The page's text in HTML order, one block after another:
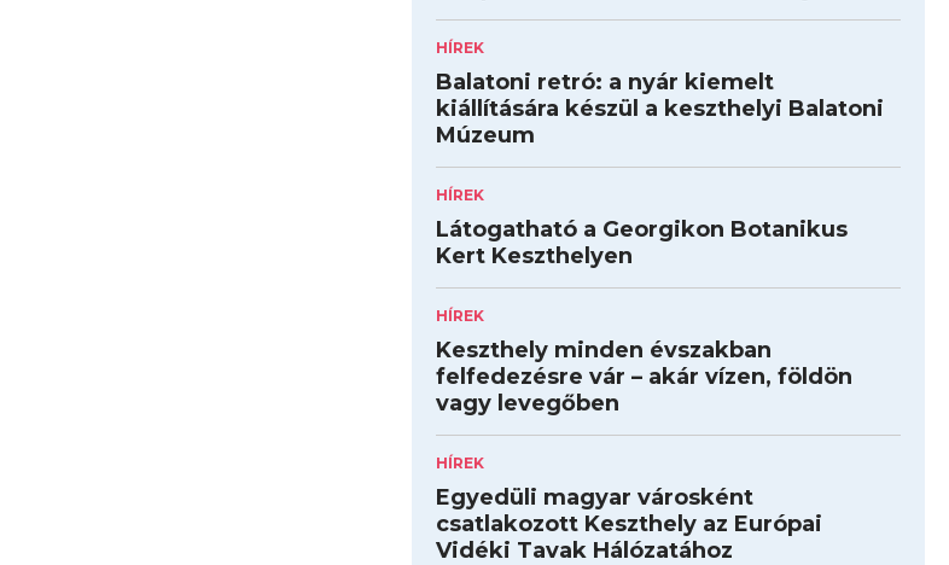
HÍREK
Balatoni retró: a nyár kiemelt
kiállítására készül a keszthelyi Balatoni
Múzeum
HÍREK
Látogatható a Georgikon Botanikus
Kert Keszthelyen
HÍREK
Keszthely minden évszakban
felfedezésre vár – akár vízen, földön
vagy levegőben
HÍREK
Egyedüli magyar városként
csatlakozott Keszthely az Európai
Vidéki Tavak Hálózatához